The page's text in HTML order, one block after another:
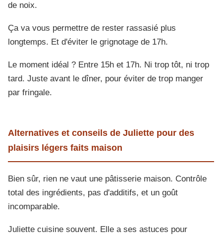
de noix.
Ça va vous permettre de rester rassasié plus
longtemps. Et d'éviter le grignotage de 17h.
Le moment idéal ? Entre 15h et 17h. Ni trop tôt, ni trop
tard. Juste avant le dîner, pour éviter de trop manger
par fringale.
Alternatives et conseils de Juliette pour des
plaisirs légers faits maison
Bien sûr, rien ne vaut une pâtisserie maison. Contrôle
total des ingrédients, pas d'additifs, et un goût
incomparable.
Juliette cuisine souvent. Elle a ses astuces pour